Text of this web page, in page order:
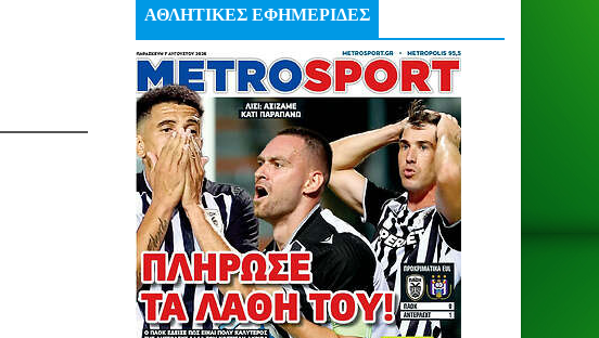
ΑΘΛΗΤΙΚΕΣ ΕΦΗΜΕΡΙΔΕΣ